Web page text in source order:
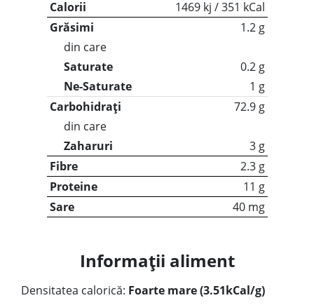
Calorii
1469 kj / 351 kCal
Grăsimi
1.2 g
din care
Saturate
0.2 g
Ne-Saturate
1 g
Carbohidrați
72.9 g
din care
Zaharuri
3 g
Fibre
2.3 g
Proteine
11 g
Sare
40 mg
Informații aliment
Densitatea calorică: Foarte mare (3.51kCal/g)